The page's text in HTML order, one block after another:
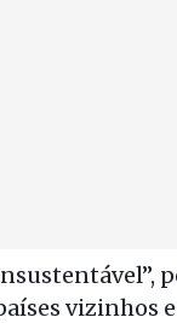
vizinhos